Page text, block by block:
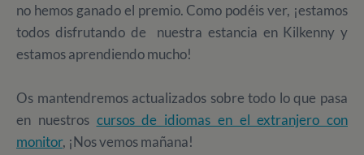
no hemos ganado el premio. Como podéis ver, ¡estamos
todos disfrutando de nuestra estancia en Kilkenny y
estamos aprendiendo mucho!
Os mantendremos actualizados sobre todo lo que pasa
en nuestros cursos de idiomas en el extranjero con
monitor, ¡Nos vemos mañana!